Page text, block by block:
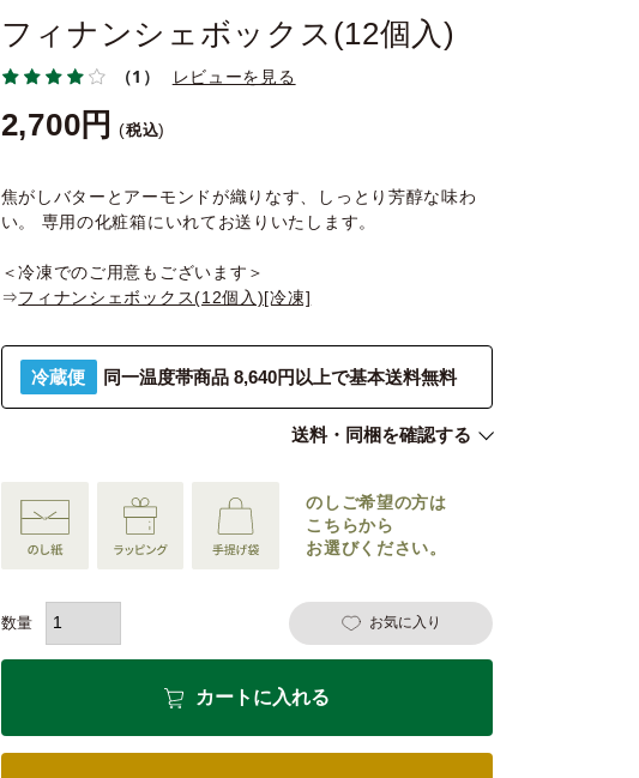
フィナンシェボックス(12個入)
（1） レビューを見る
2,700 税込
焦がしバターとアーモンドが織りなす、しっとり芳醇な味わ
い。 専用の化粧箱にいれてお送りいたします。
＜冷凍でのご用意もございます＞
⇒フィナンシェボックス(12個入)[冷凍]
冷蔵便 同一温度帯商品 8,640円以上で基本送料無料
送料・同梱を確認する
のしご希望の方は
こちらから
お選びください。
お気に入り
カートに入れる